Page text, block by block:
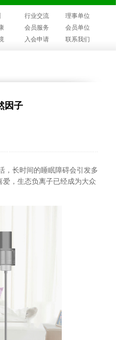
行业交流
理事单位
会员服务
会员单位
入会申请 联系我们
因子
，长时间的睡眠障碍会引发多
，生态负离子已经成为大众